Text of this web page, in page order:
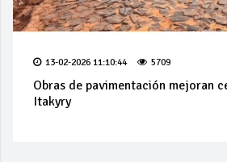
13-02-2026 11:10:44 5709
Obras de pavimentación mejoran
Itakyry